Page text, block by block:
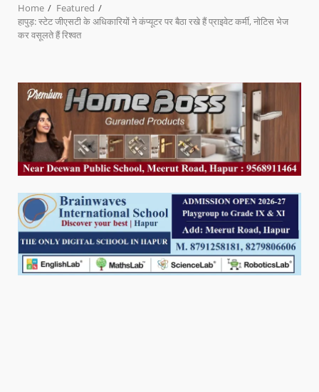
Home
Featured
हापुड़: स्टेट जीएसटी के अधिकारियों ने कंप्यूटर पर बैठा रखे हैं प्राइवेट कर्मी, नोटिस भेज
कर वसूलते हैं रिश्वत